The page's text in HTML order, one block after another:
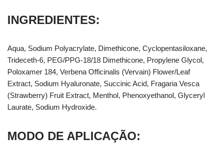
INGREDIENTES:
Aqua, Sodium Polyacrylate, Dimethicone, Cyclopentasiloxane,
Trideceth-6, PEG/PPG-18/18 Dimethicone, Propylene Glycol,
Poloxamer 184, Verbena Officinalis (Vervain) Flower/Leaf
Extract, Sodium Hyaluronate, Succinic Acid, Fragaria Vesca
(Strawberry) Fruit Extract, Menthol, Phenoxyethanol, Glyceryl
Laurate, Sodium Hydroxide.
MODO DE APLICAÇÃO: